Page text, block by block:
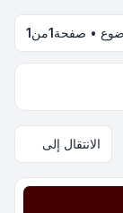
1من1
الانتقال إلى